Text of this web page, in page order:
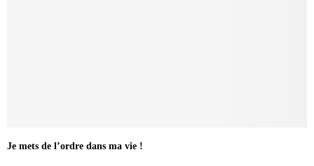
Je mets de l’ordre dans ma vie !